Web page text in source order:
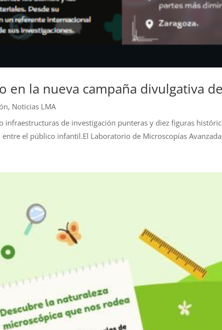
en la nueva campaña divulgativa
, Noticias LMA
infraestructuras de investigación punteras y diez figuras
el público infantil.El Laboratorio de Microscopías